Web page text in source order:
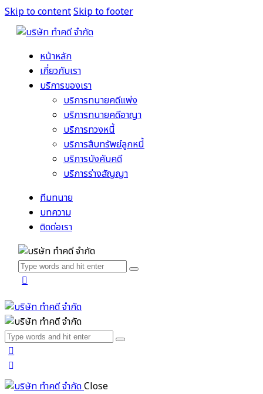
Skip to contentSkip to footer
หน้าหลัก
เกี่ยวกับเรา
บริการของเรา
บริการทนายคดีแพ่ง
บริการทนายคดีอาญา
บริการทวงหนี้
บริการสืบทรัพย์ลูกหนี้
บริการบังคับคดี
บริการร่างสัญญา
ทีมทนาย
บทความ
ติดต่อเรา
Close